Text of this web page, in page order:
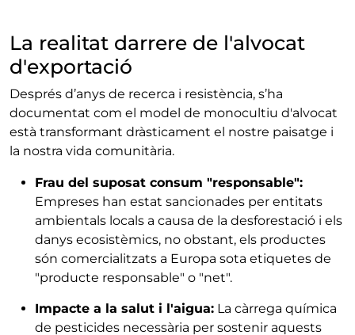
La realitat darrere de l'alvocat
d'exportació
Després d’anys de recerca i resistència, s’ha
documentat com el model de monocultiu d'alvocat
està transformant dràsticament el nostre paisatge i
la nostra vida comunitària.
Frau del suposat consum "responsable":
Empreses han estat sancionades per entitats
ambientals locals a causa de la desforestació i els
danys ecosistèmics, no obstant, els productes
són comercialitzats a Europa sota etiquetes de
"producte responsable" o "net".
Impacte a la salut i l'aigua: La càrrega química
de pesticides necessària per sostenir aquests